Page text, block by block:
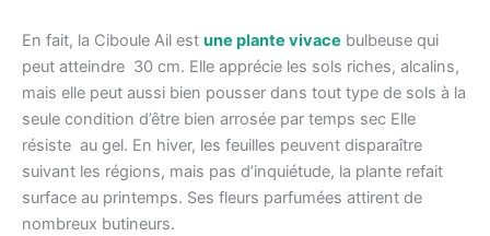
En fait, la Ciboule Ail est une plante vivace bulbeuse qui
peut atteindre 30 cm. Elle apprécie les sols riches, alcalins,
mais elle peut aussi bien pousser dans tout type de sols à la
seule condition d’être bien arrosée par temps sec Elle
résiste au gel. En hiver, les feuilles peuvent disparaître
suivant les régions, mais pas d’inquiétude, la plante refait
surface au printemps. Ses fleurs parfumées attirent de
nombreux butineurs.